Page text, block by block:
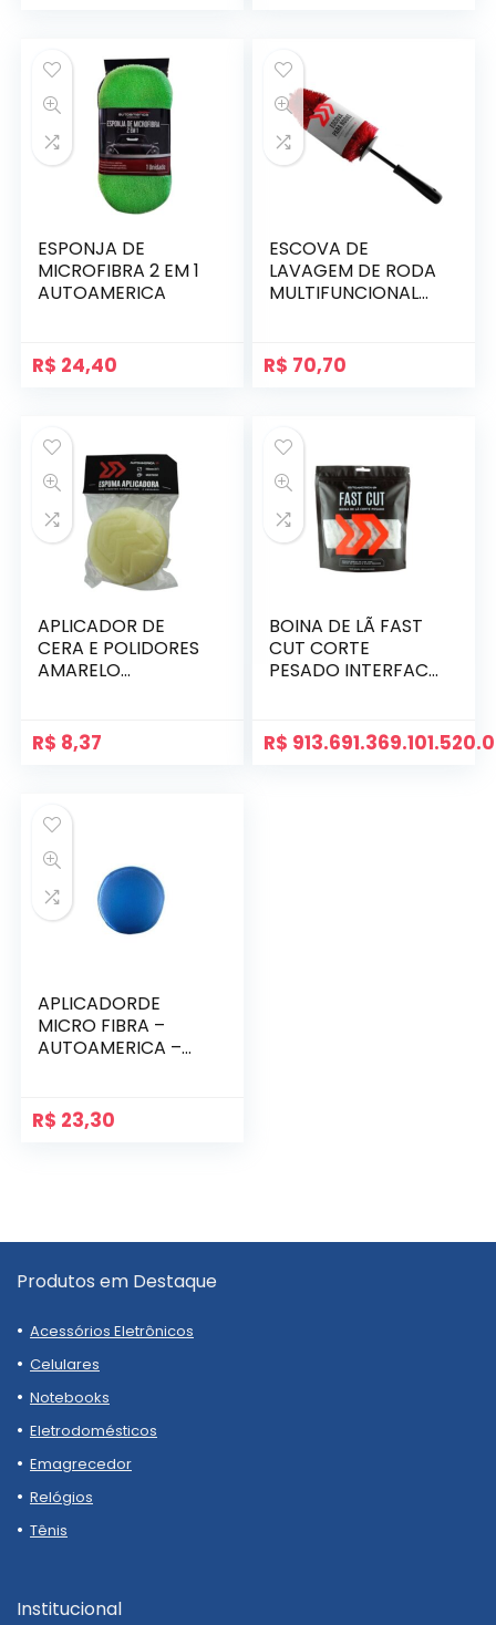
ESPONJA DE
MICROFIBRA 2 EM 1
AUTOAMERICA
R$ 24,40
ESCOVA DE
LAVAGEM DE RODA
MULTIFUNCIONAL
R$ 70,70
APLICADOR DE
CERA E POLIDORES
AMARELO
R$ 8,37
BOINA DE LÃ FAST
CUT CORTE
PESADO INTERFACE
R$
APLICADORDE
MICRO FIBRA –
AUTOAMERICA –
R$ 23,30
Produtos em Destaque
Acessórios Eletrônicos
Celulares
Notebooks
Eletrodomésticos
Emagrecedor
Relógios
Tênis
Institucional